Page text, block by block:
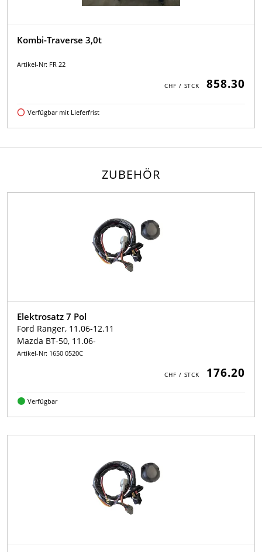
Kombi-Traverse 3,0t
Artikel-Nr: FR 22
858.30
Verfügbar mit Lieferfrist
ZUBEHÖR
Elektrosatz 7 Pol
Ford Ranger, 11.06-12.11
Mazda BT-50, 11.06-
Artikel-Nr: 1650 0520C
176.20
Verfügbar